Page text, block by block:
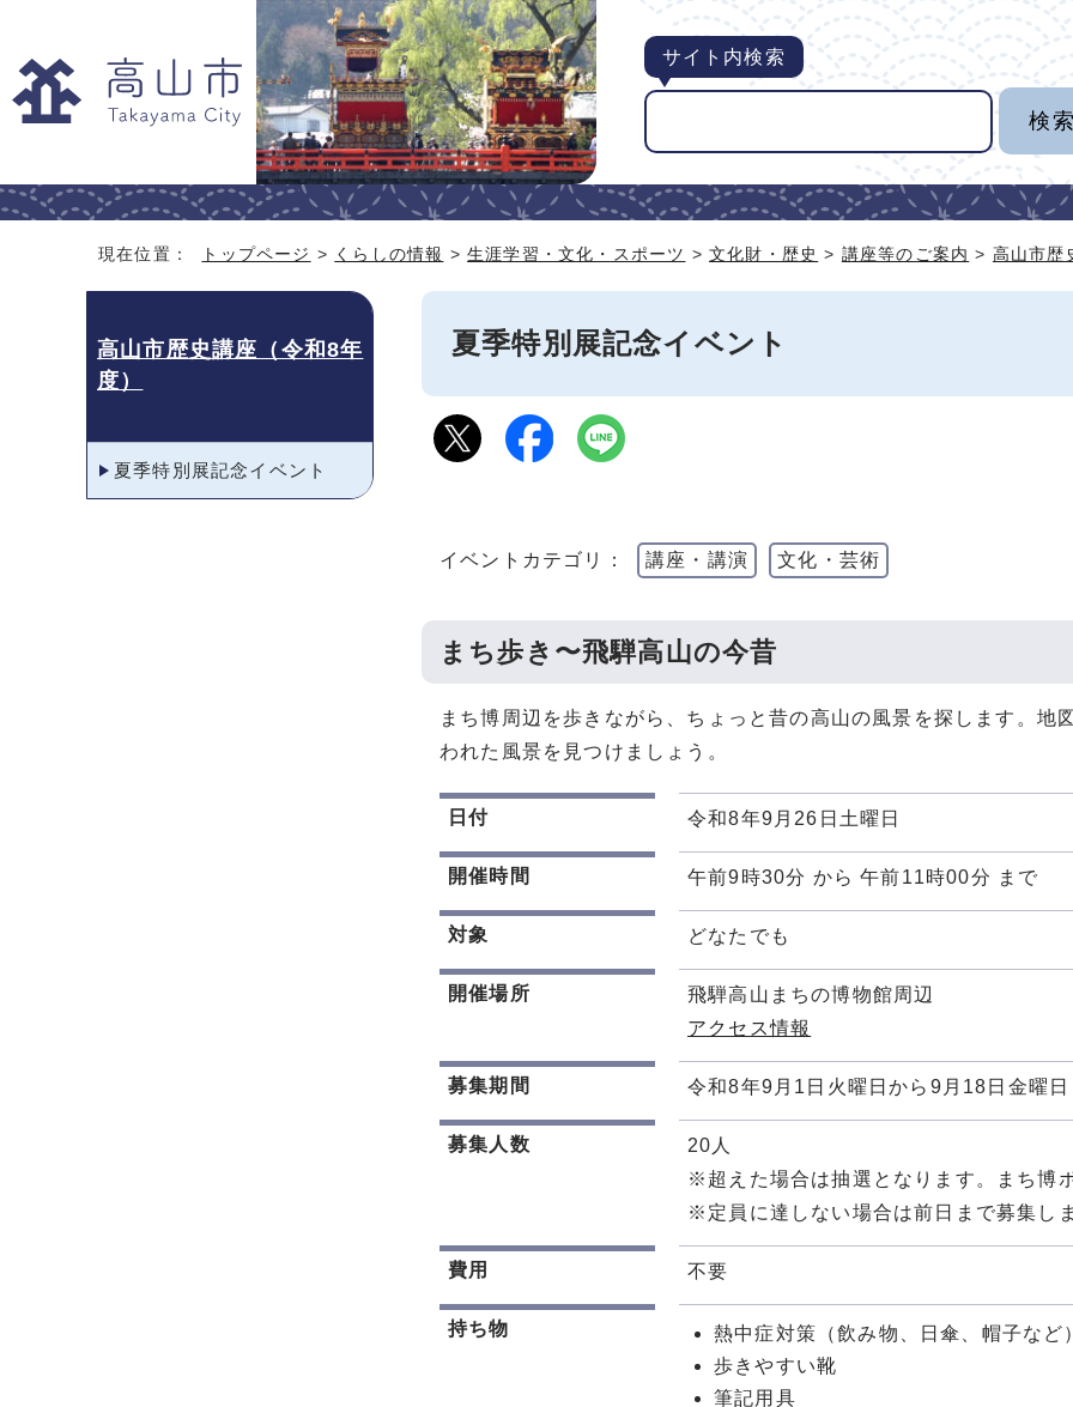
サイト内検索
現在位置： トップページ > くらしの情報 >生涯学習・文化・スポーツ >文化財・歴史 > 講座等のご案内 > 高山市歴
夏季特別展記念イベント
イベントカテゴリ： 講座・講演 文化・芸術
まち歩き〜飛騨高山の今昔
まち博周辺を歩きながら、ちょっと昔の高山の風景を探します。地
われた風景を見つけましょう。
日付 令和8年9月26日土曜日
開催時間 午前9時30分 から 午前11時00分 まで
対象 どなたでも
開催場所
飛騨高山まちの博物館周辺
アクセス情報
募集期間 令和8年9月1日火曜日から9月18日金曜日
募集人数
20人
※超えた場合は抽選となります。まち博
※定員に達しない場合は前日まで募集しま
費用 不要
持ち物
熱中症対策（飲み物、日傘、帽子など
歩きやすい靴
筆記用具
高山市歴史講座（令和8年
度）
夏季特別展記念イベント